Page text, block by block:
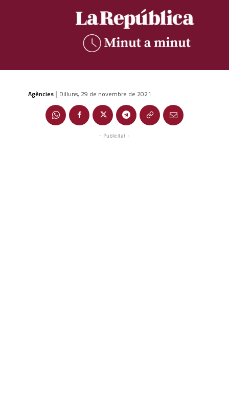
Agències | Dilluns, 29 de novembre de 2021
- Publicitat -